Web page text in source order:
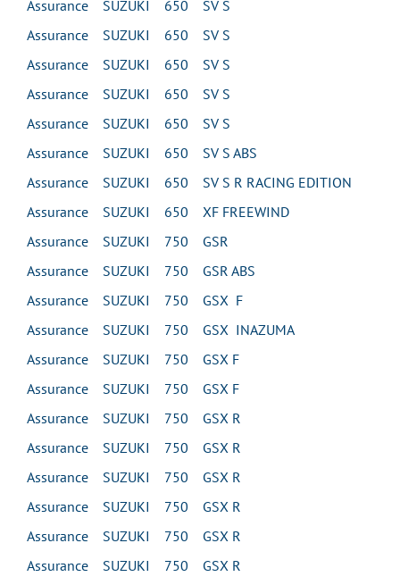
Assurance SUZUKI 650 SV S
Assurance SUZUKI 650 SV S
Assurance SUZUKI 650 SV S
Assurance SUZUKI 650 SV S
Assurance SUZUKI 650 SV S
Assurance SUZUKI 650 SV S ABS
Assurance SUZUKI 650 SV S R RACING EDITION
Assurance SUZUKI 650 XF FREEWIND
Assurance SUZUKI 750 GSR
Assurance SUZUKI 750 GSR ABS
Assurance SUZUKI 750 GSX F
Assurance SUZUKI 750 GSX INAZUMA
Assurance SUZUKI 750 GSX F
Assurance SUZUKI 750 GSX F
Assurance SUZUKI 750 GSX R
Assurance SUZUKI 750 GSX R
Assurance SUZUKI 750 GSX R
Assurance SUZUKI 750 GSX R
Assurance SUZUKI 750 GSX R
Assurance SUZUKI 750 GSX R